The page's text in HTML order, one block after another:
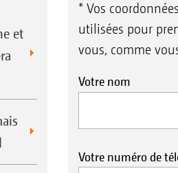
et
* Vos
utilisées pour
vous, comme
Votre nom
Votre numéro de